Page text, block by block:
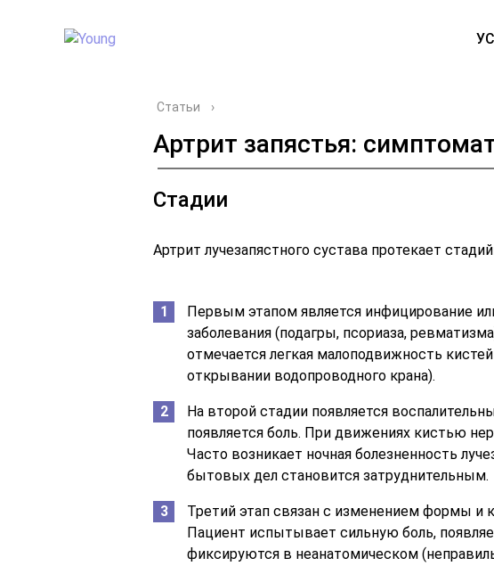
Статьи ›
Артрит запястья:
Стадии
Артрит лучезапястного сустава протекает
Первым этапом является инфицирование
заболевания (подагры, псориаза,
отмечается легкая малоподвижность
открывании водопроводного крана).
На второй стадии появляется
появляется боль. При движениях кистью
Часто возникает ночная болезненность
бытовых дел становится затруднительным.
Третий этап связан с изменением формы и
Пациент испытывает сильную боль,
фиксируются в неанатомическом